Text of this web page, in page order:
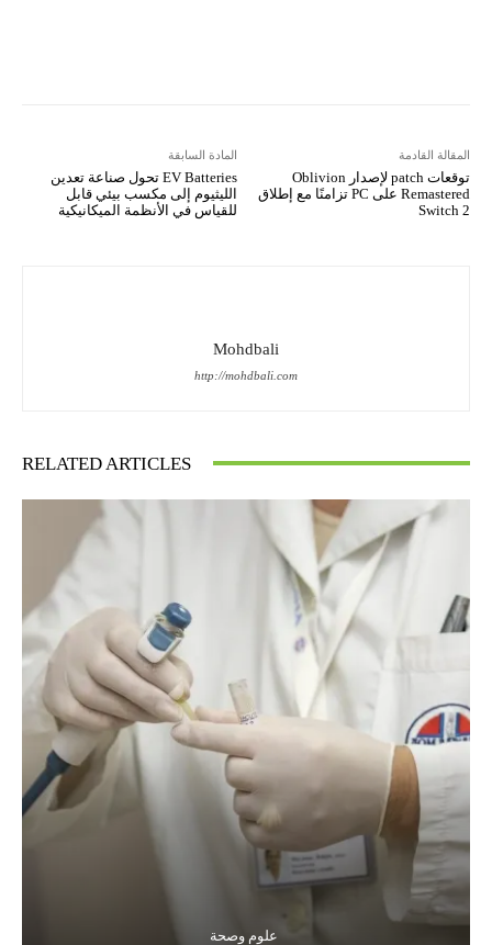
المادة السابقة
EV Batteries تحول صناعة تعدين
الليثيوم إلى مكسب بيئي قابل
للقياس في الأنظمة الميكانيكية
المقالة القادمة
توقعات patch لإصدار Oblivion
Remastered على PC تزامنًا مع إطلاق
Switch 2
Mohdbali
http://mohdbali.com
RELATED ARTICLES
علوم وصحة